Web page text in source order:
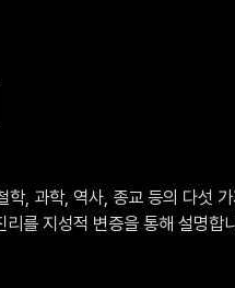
, 과학, 역사, 종교 등의 다섯 가
를 지성적 변증을 통해 설명합